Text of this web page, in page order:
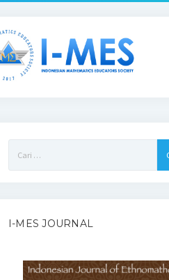
untuk:
I-MES JOURNAL